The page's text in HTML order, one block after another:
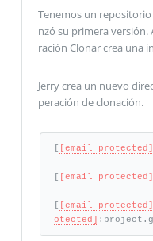
Tenemos un
nzó su primera versión.
ración Clonar crea una
Jerry crea un nuevo
peración de clonación.
[email protected]
[email protected]
[email protected]
otected]